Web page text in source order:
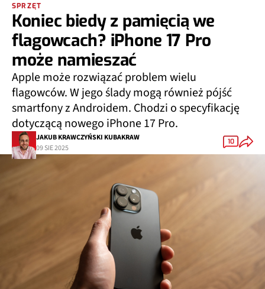
SPRZĘT
Koniec biedy z pamięcią we
flagowcach? iPhone 17 Pro
może namieszać
Apple może rozwiązać problem wielu
flagowców. W jego ślady mogą również pójść
smartfony z Androidem. Chodzi o specyfikację
dotyczącą nowego iPhone 17 Pro.
JAKUB KRAWCZYŃSKI KUBAKRAW
09 SIE 2025
10